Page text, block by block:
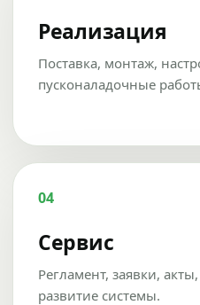
Реализация
Поставка, монтаж,
пусконаладочные
04
Сервис
Регламент, заявки,
развитие системы.